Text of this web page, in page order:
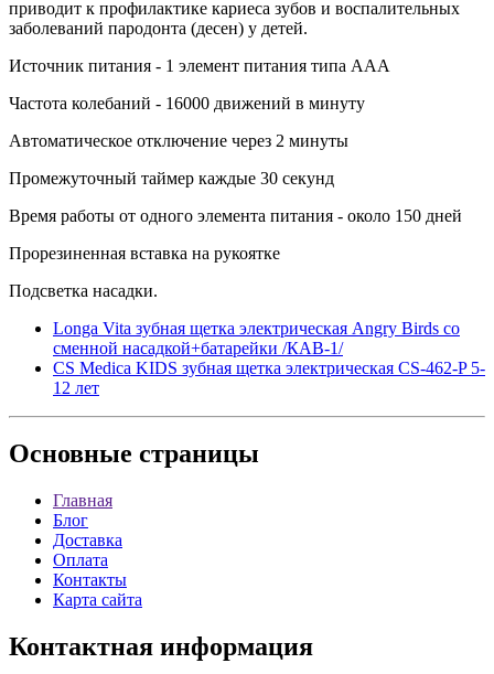
приводит к профилактике кариеса зубов и воспалительных
заболеваний пародонта (десен) у детей.
Источник питания - 1 элемент питания типа ААА
Частота колебаний - 16000 движений в минуту
Автоматическое отключение через 2 минуты
Промежуточный таймер каждые 30 секунд
Время работы от одного элемента питания - около 150 дней
Прорезиненная вставка на рукоятке
Подсветка насадки.
Longa Vita зубная щетка электрическая Angry Birds со
сменной насадкой+батарейки /КАВ-1/
CS Medica KIDS зубная щетка электрическая CS-462-P 5-
12 лет
Основные страницы
Главная
Блог
Доставка
Оплата
Контакты
Карта сайта
Контактная информация